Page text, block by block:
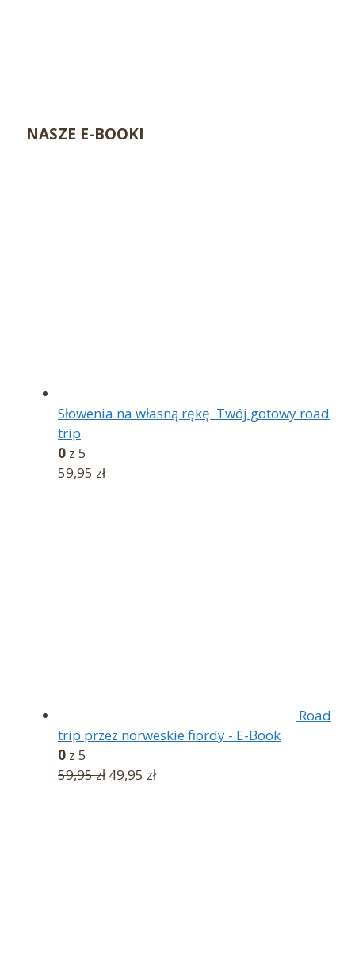
NASZE E-BOOKI
Słowenia na własną rękę. Twój gotowy road
trip
0 z 5
59,95 zł
Road
trip przez norweskie fiordy - E-Book
0 z 5
59,95zł Pierwotna
49,95 złAktualna